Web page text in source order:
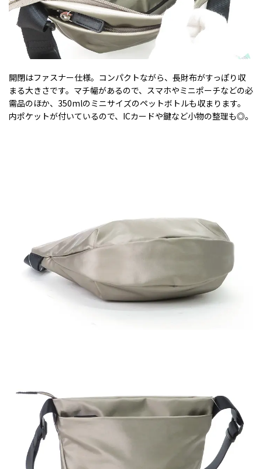
開閉はファスナー仕様。コンパクトながら、長財布がすっぽり収
まる大きさです。マチ幅があるので、スマホやミニポーチなどの必
需品のほか、350mlのミニサイズのペットボトルも収まります。
内ポケットが付いているので、ICカードや鍵など小物の整理も◎。